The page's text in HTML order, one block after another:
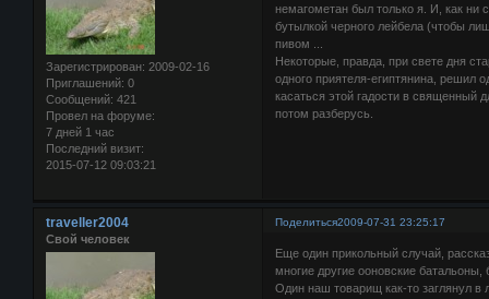
Зарегистрирован: 2009-02-16
Приглашений: 0
Сообщений: 421
Провел на форуме:
7 дней 1 час
Последний визит:
2015-07-12 09:03:21
немагометан был только я. И, как ни
бутылкой черного лейбела (чтобы
пивом ...
Некоторые, правда, при свете дня
одного приятеля-египтянина, решил
касаться этой гадости в священный
потом разберусь.
Поделиться2009-07-31 23:25:17
traveller2004
Свой человек
Еще один прикольный случай,
многие другие ооновские
Один наш товарищ как-то заглянул в